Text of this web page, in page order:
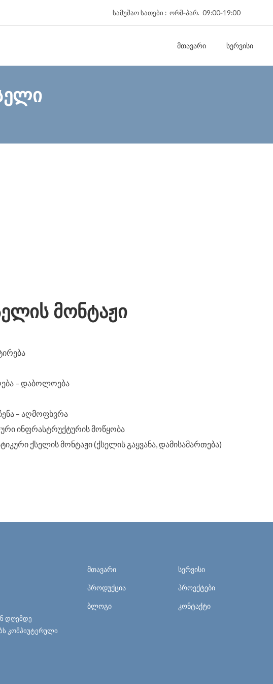
სამუშაო სათები : ორშ‑პარ. 09:00‑19:00
ᲛᲗᲐᲕᲐᲠᲘ ᲡᲔᲠᲕᲘᲡᲘ
მონტაჟი
– დაბოლოება
– აღმოფხვრა
ინფრასტრუქტურის მოწყობა
ქსელის მონტაჟი (ქსელის გაყვანა, დამისამართება)
დღემდე
კომპიუტერული
მთავარი სერვისი
პროდუქცია პროექტები
ბლოგი კონტაქტი